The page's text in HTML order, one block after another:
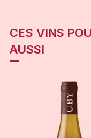
CES VINS
AUSSI